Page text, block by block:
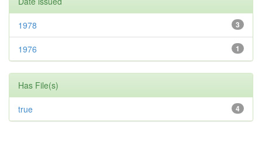
3
1978
1
1976
Has File(s)
4
true